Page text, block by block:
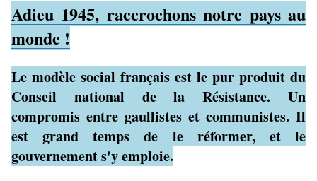
Adieu 1945, raccrochons notre pays au
monde !
Le modèle social français est le pur produit du
Conseil national de la Résistance. Un
compromis entre gaullistes et communistes. Il
est grand temps de le réformer, et le
gouvernement s'y emploie.